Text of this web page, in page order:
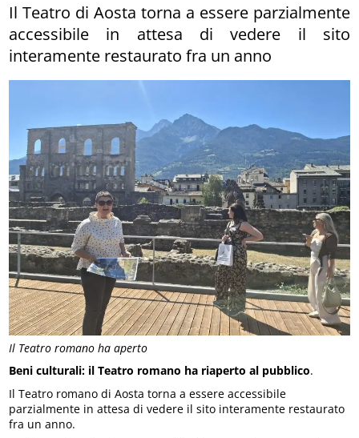
Il Teatro romano ha aperto
Il Teatro di Aosta torna a essere parzialmente
accessibile in attesa di vedere il sito
interamente restaurato fra un anno
Beni culturali: il Teatro romano ha riaperto al pubblico.
Il Teatro romano di Aosta torna a essere accessibile
parzialmente in attesa di vedere il sito interamente restaurato
fra un anno.